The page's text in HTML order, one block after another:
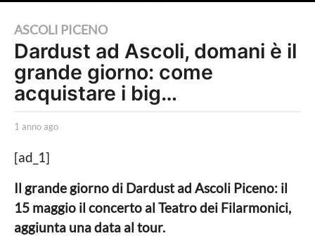
1
a
n
n
a
o
1
a
n
ASCOLI PICENO
Dardust ad Ascoli, domani è il
grande giorno: come
acquistare i big…
b
L
a
P
o
l
t
1 anno ago
a
g
[ad_1]
Il grande giorno di Dardust ad Ascoli Piceno: il
15 maggio il concerto al Teatro dei Filarmonici,
aggiunta una data al tour.